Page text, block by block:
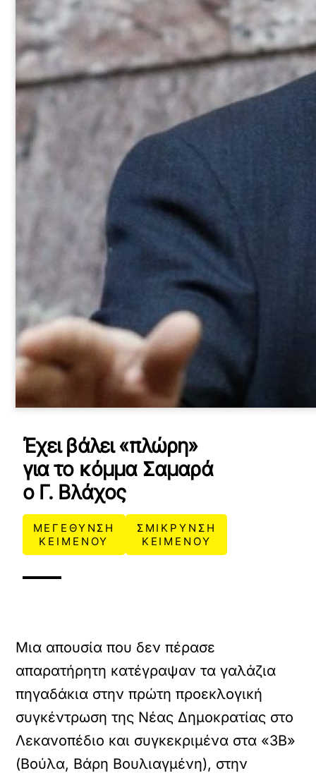
Έχει βάλει «πλώρη»
για το κόμμα Σαμαρά
ο Γ. Βλάχος
ΜΕΓΕΘΥΝΣΗ
ΚΕΙΜΕΝΟΥ
ΣΜΙΚΡΥΝΣΗ
ΚΕΙΜΕΝΟΥ
Μια απουσία που δεν πέρασε
απαρατήρητη κατέγραψαν τα γαλάζια
πηγαδάκια στην πρώτη προεκλογική
συγκέντρωση της Νέας Δημοκρατίας στο
Λεκανοπέδιο και συγκεκριμένα στα «3Β»
(Βούλα, Βάρη Βουλιαγμένη), στην